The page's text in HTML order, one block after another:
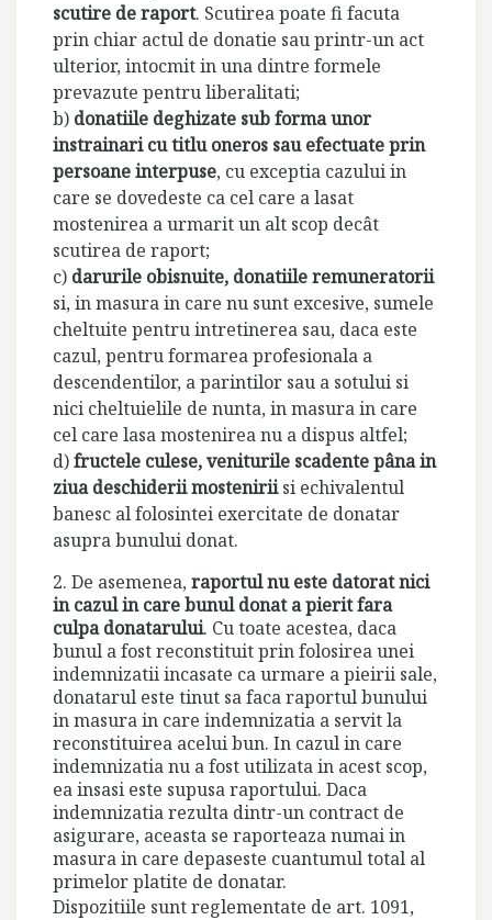
scutire de raport. Scutirea poate fi facuta
prin chiar actul de donatie sau printr-un act
ulterior, intocmit in una dintre formele
prevazute pentru liberalitati;
b) donatiile deghizate sub forma unor
instrainari cu titlu oneros sau efectuate prin
persoane interpuse, cu exceptia cazului in
care se dovedeste ca cel care a lasat
mostenirea a urmarit un alt scop decât
scutirea de raport;
c) darurile obisnuite, donatiile remuneratorii
si, in masura in care nu sunt excesive, sumele
cheltuite pentru intretinerea sau, daca este
cazul, pentru formarea profesionala a
descendentilor, a parintilor sau a sotului si
nici cheltuielile de nunta, in masura in care
cel care lasa mostenirea nu a dispus altfel;
d)fructele culese, veniturile scadente pâna in
ziua deschiderii mosteniriisi echivalentul
banesc al folosintei exercitate de donatar
asupra bunului donat.
2. De asemenea,raportul nu este datorat nici
in cazul in care bunul donat a pierit fara
culpa donatarului. Cu toate acestea, daca
bunul a fost reconstituit prin folosirea unei
indemnizatii incasate ca urmare a pieirii sale,
donatarul este tinut sa faca raportul bunului
in masura in care indemnizatia a servit la
reconstituirea acelui bun. In cazul in care
indemnizatia nu a fost utilizata in acest scop,
ea insasi este supusa raportului. Daca
indemnizatia rezulta dintr-un contract de
asigurare, aceasta se raporteaza numai in
masura in care depaseste cuantumul total al
primelor platite de donatar.
Dispozitiile sunt reglementate de art. 1091,